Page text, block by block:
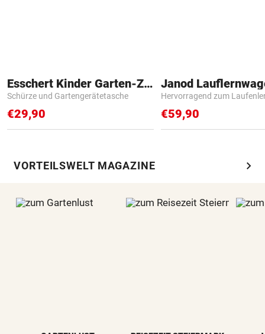
Esschert Kinder Garten-Zubehör
Schürze und Gartengerätetasche
€29,90
Janod
Hervorragend zum
€59,90
VORTEILSWELT MAGAZINE chevron_right